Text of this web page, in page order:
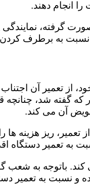
انجام دهند.
گرفته،
نسبت به برطرف
از تعمیر آن
که گفته شد،
آن می کند.
ریز هزینه ها
به تعمیر دستگاه
کند. باتوجه به
و نسبت به تعمیر